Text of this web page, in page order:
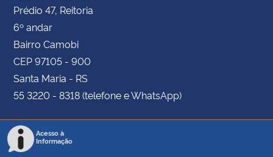
Prédio 47, Reitoria
6º andar
Bairro Camobi
CEP 97105 - 900
Santa Maria - RS
55 3220 - 8318 (telefone e WhatsApp)
Acesso à
Informação